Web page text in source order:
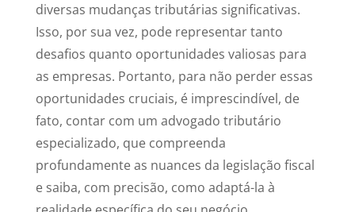
diversas mudanças tributárias significativas.
Isso, por sua vez, pode representar tanto
desafios quanto oportunidades valiosas para
as empresas. Portanto, para não perder essas
oportunidades cruciais, é imprescindível, de
fato, contar com um advogado tributário
especializado, que compreenda
profundamente as nuances da legislação fiscal
e saiba, com precisão, como adaptá-la à